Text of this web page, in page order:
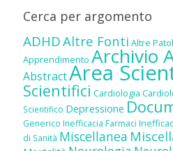
Cerca per argomento
ADHDAltre Fonti Altre
Apprendimento Archivio
AbstractArea
Scientifici Cardiologia
Scientifico Depressione
Generico Inefficacia Farmaci
di Sanità Miscellanea